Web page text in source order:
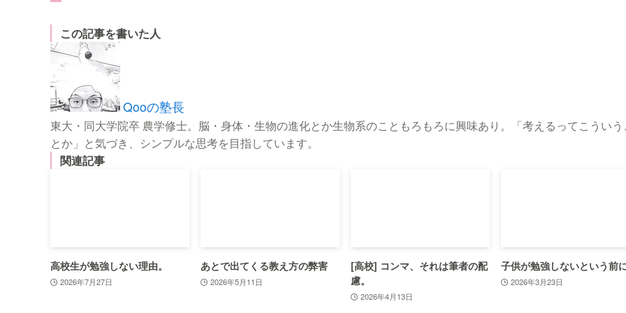
この記事を書いた人
Qooの塾長
東大・同大学院卒 農学修士。脳・身体・生物の進化とか生物系のこともろもろに興味あり。「考えるってこうい
とか」と気づき、シンプルな思考を目指しています。
関連記事
高校生が勉強しない理由。
2026年7月27日
あとで出てくる教え方の弊害
2026年5月11日
[高校] コンマ、それは筆者の配
慮。
2026年4月13日
子供が勉強しないという前
2026年3月23日